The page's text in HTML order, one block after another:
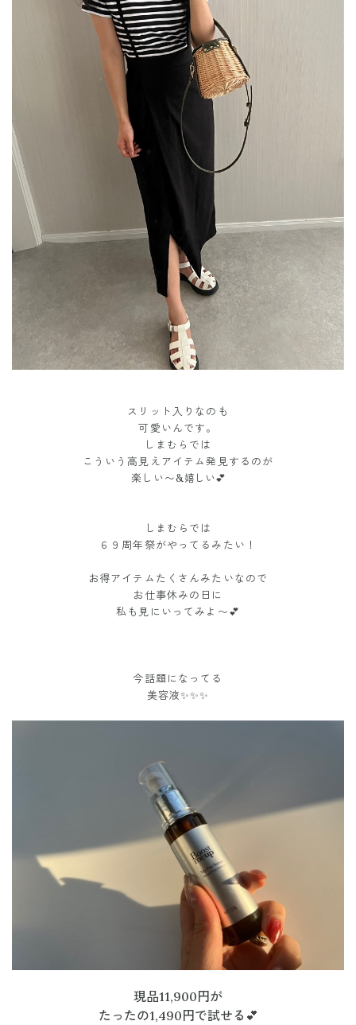
スリット入りなのも
可愛いんです。
しまむらでは
こういう高見えアイテム発見するのが
楽しい〜&嬉しい💕
しまむらでは
６９周年祭がやってるみたい！
お得アイテムたくさんみたいなので
お仕事休みの日に
私も見にいってみよ〜💕
今話題になってる
美容液✨✨✨
現品11,900円が
たったの1,490円で試せる💕